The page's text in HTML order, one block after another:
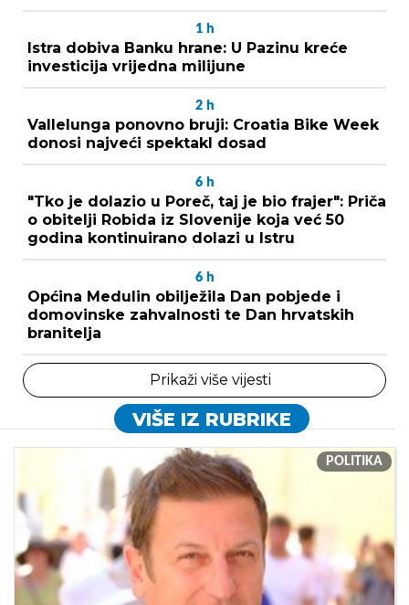
1 h
Istra dobiva Banku hrane: U Pazinu kreće
investicija vrijedna milijune
2 h
Vallelunga ponovno bruji: Croatia Bike Week
donosi najveći spektakl dosad
6 h
"Tko je dolazio u Poreč, taj je bio frajer": Priča
o obitelji Robida iz Slovenije koja već 50
godina kontinuirano dolazi u Istru
6 h
Općina Medulin obilježila Dan pobjede i
domovinske zahvalnosti te Dan hrvatskih
branitelja
Prikaži više vijesti
VIŠE IZ RUBRIKE
POLITIKA